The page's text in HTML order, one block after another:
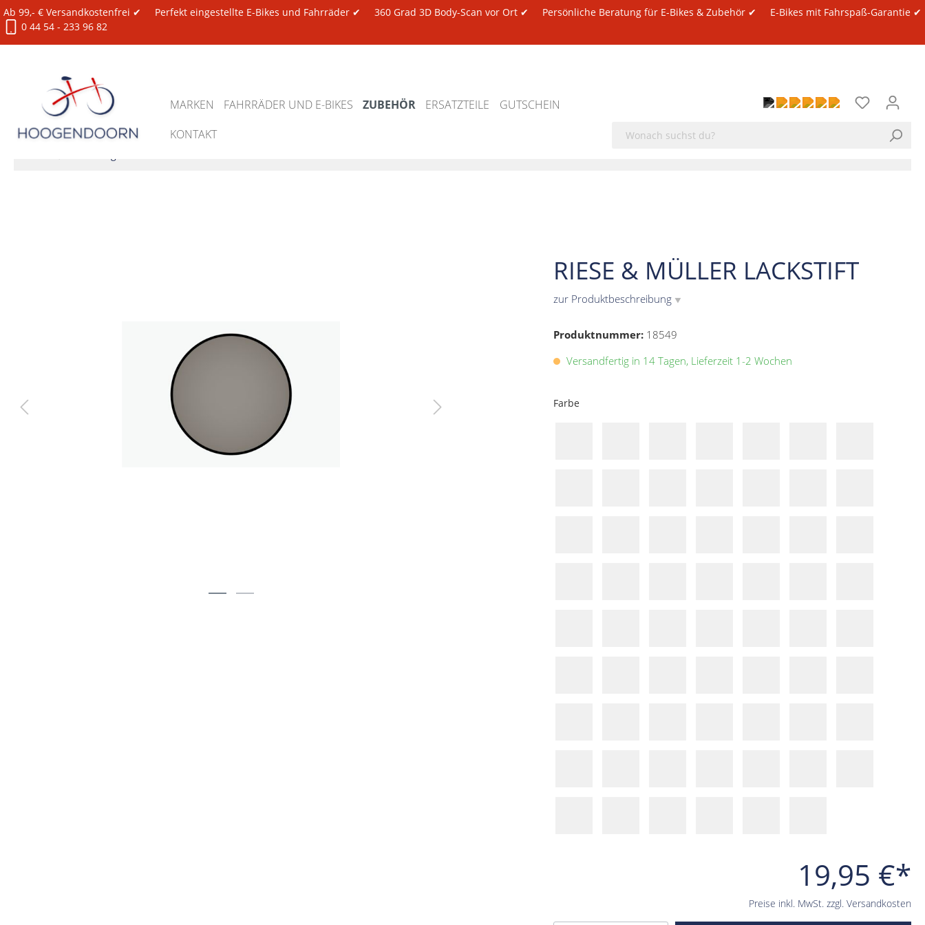
Ab 99,- € Versandkostenfrei ✔ Perfekt eingestellte E-Bikes und Fahrräder ✔ 360 Grad 3D Body-Scan vor Ort ✔ Persönliche Beratung für E-Bikes & Zubehör ✔
E-Bikes mit Fahrspaß-Garantie ✔
0 44 54 - 233 96 82
MARKEN FAHRRÄDER UND E-BIKES ZUBEHÖR ERSATZTEILE
GUTSCHEIN
KONTAKT
RIESE & MÜLLER LACKSTIFT
zur Produktbeschreibung ▼
Produktnummer: 18549
19,95 €*
Preise inkl. MwSt. zzgl. Versandkosten
Versandfertig in 14 Tagen, Lieferzeit 1-2 Wochen
Farbe